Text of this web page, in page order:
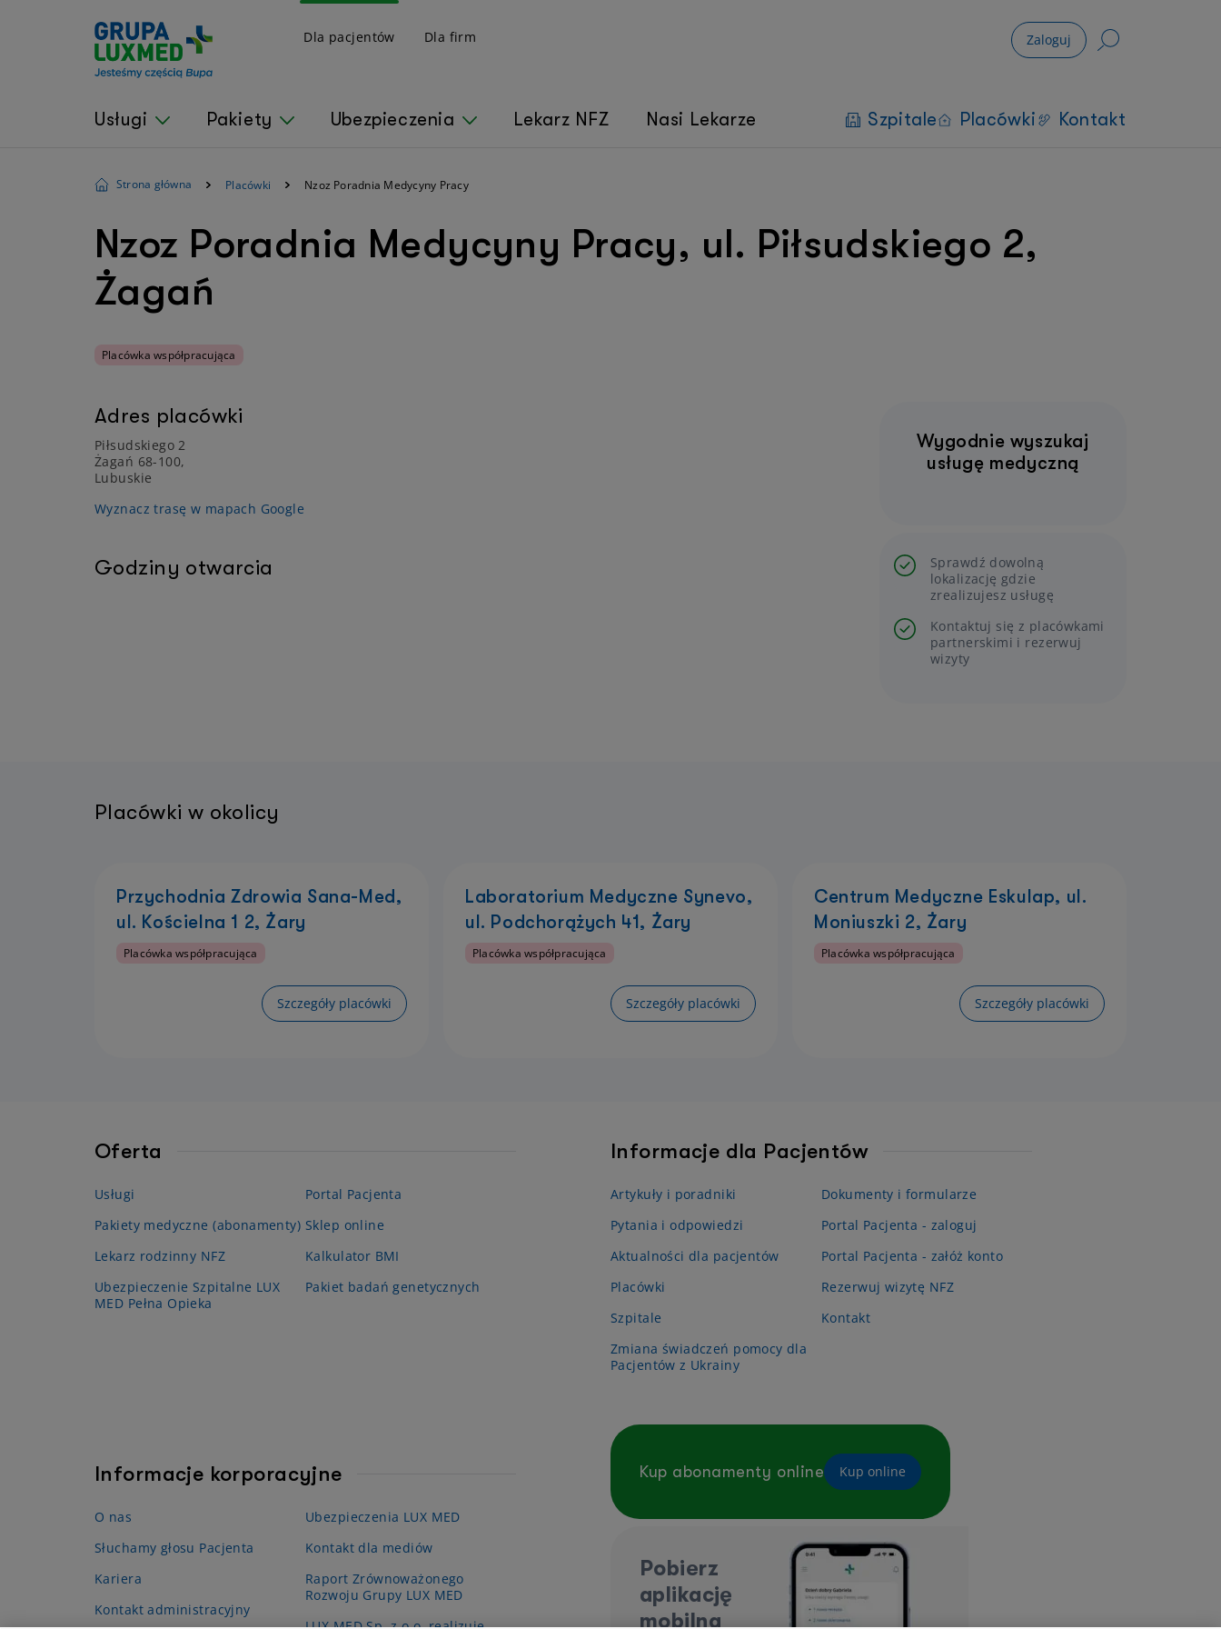
Dla pacjentów Dla firm Zaloguj
Usługi Pakiety Ubezpieczenia Lekarz NFZ Nasi Lekarze Szpitale Placówki Kontakt
Strona główna Placówki Nzoz Poradnia Medycyny Pracy
Nzoz Poradnia Medycyny Pracy, ul. Piłsudskiego 2,
Żagań
Placówka współpracująca
Adres placówki
Piłsudskiego 2
Żagań 68-100,
Lubuskie
Wyznacz trasę w mapach Google
Godziny otwarcia
Wygodnie wyszukaj
usługę medyczną
Sprawdź dowolną
lokalizację gdzie
zrealizujesz usługę
Kontaktuj się z placówkami
partnerskimi i rezerwuj
wizyty
Placówki w okolicy
Przychodnia Zdrowia Sana-Med,
ul. Kościelna 1 2, Żary
Placówka współpracująca
Szczegóły placówki
Laboratorium Medyczne Synevo,
ul. Podchorążych 41, Żary
Placówka współpracująca
Szczegóły placówki
Centrum Medyczne Eskulap, ul.
Moniuszki 2, Żary
Placówka współpracująca
Szczegóły placówki
Oferta
Usługi
Pakiety medyczne (abonamenty)
Lekarz rodzinny NFZ
Ubezpieczenie Szpitalne LUX
MED Pełna Opieka
Portal Pacjenta
Sklep online
Kalkulator BMI
Pakiet badań genetycznych
Informacje dla Pacjentów
Artykuły i poradniki
Pytania i odpowiedzi
Aktualności dla pacjentów
Placówki
Szpitale
Zmiana świadczeń pomocy dla
Pacjentów z Ukrainy
Dokumenty i formularze
Portal Pacjenta - zaloguj
Portal Pacjenta - załóż konto
Rezerwuj wizytę NFZ
Kontakt
Informacje korporacyjne
O nas
Słuchamy głosu Pacjenta
Kariera
Kontakt administracyjny
Ubezpieczenia LUX MED
Kontakt dla mediów
Raport Zrównoważonego
Rozwoju Grupy LUX MED
Kup abonamenty online Kup online
Pobierz
aplikację
mobilną